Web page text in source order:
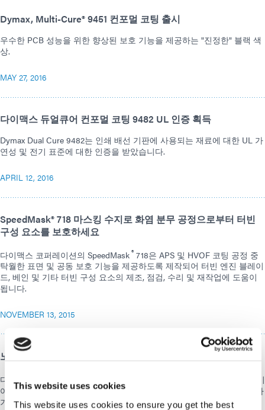
This website uses cookies
This website uses cookies to ensure you get the best
Dymax, Multi-Cure® 9451 컨포멀 코팅 출시
우수한 PCB 성능을 위한 향상된 보호 기능을 제공하는 "진정한" 블랙 색
상.
MAY 27, 2016
다이맥스 듀얼큐어 컨포멀 코팅 9482 UL 인증 획득
Dymax Dual Cure 9482는 인쇄 배선 기판에 사용되는 재료에 대한 UL 가
연성 및 전기 표준에 대한 인증을 받았습니다.
APRIL 12, 2016
SpeedMask® 718 마스킹 수지로 화염 분무 공정으로부터 터빈
구성 요소를 보호하세요
다이맥스 코퍼레이션의 SpeedMask® 718은 APS 및 HVOF 코팅 공정 중
탁월한 표면 및 공동 보호 기능을 제공하도록 제작되어 터빈 엔진 블레이
드, 베인 및 기타 터빈 구성 요소의 제조, 점검, 수리 및 재작업에 도움이
됩니다.
NOVEMBER 13, 2015
노란색 형광 마스크는 어두운 기판에서 쉽게 볼 수 있습니다.
다이맥스 코퍼레이션의 새로운 SpeedMask
731 마스킹 수지는 노란색이
어서 다른 마스킹제가 보기 어려울 수 있는 어두운 색상의 기판에 사용하
기 이상적입니다.